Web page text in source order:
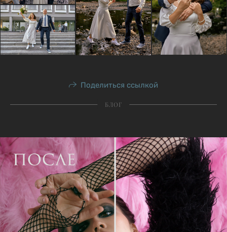
Поделиться ссылкой
БЛОГ